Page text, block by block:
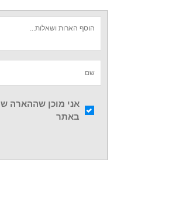
אני מוכן שההארה
באתר